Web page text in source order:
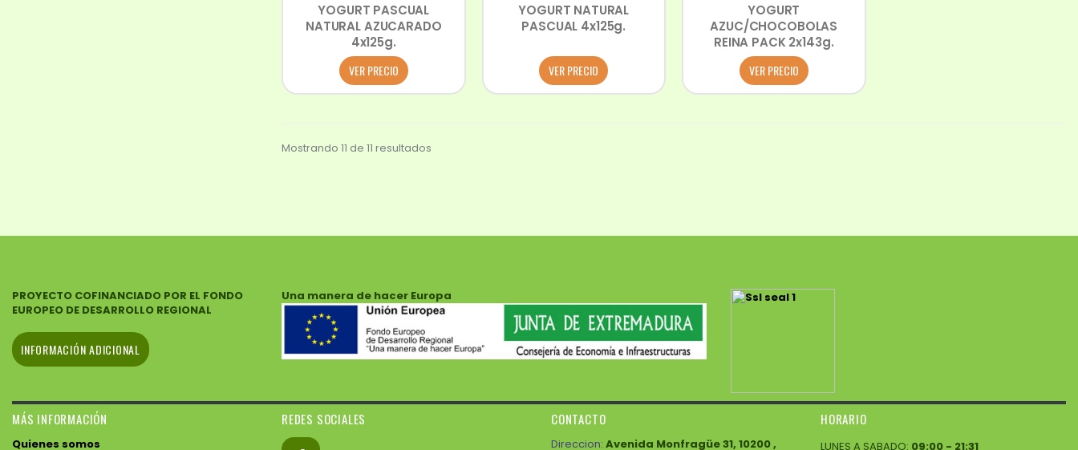
YOGURT PASCUAL
NATURAL AZUCARADO
4x125g.
VER PRECIO
YOGURT NATURAL
PASCUAL 4x125g.
VER PRECIO
YOGURT
AZUC/CHOCOBOLAS
REINA PACK 2x143g.
VER PRECIO
Mostrando 11 de 11 resultados
PROYECTO COFINANCIADO POR EL FONDO
EUROPEO DE DESARROLLO REGIONAL
INFORMACIÓN ADICIONAL
Una manera de hacer Europa
MÁS INFORMACIÓN
Quienes somos
REDES SOCIALES CONTACTO
Direccion: Avenida Monfragüe 31, 10200 ,
HORARIO
LUNES A SABADO: 09:00 - 21:31